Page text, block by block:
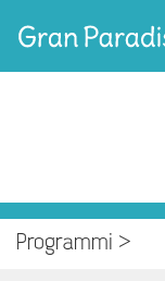
Programmi >